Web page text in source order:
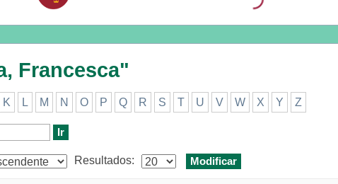
Francesca"
K L M N O P Q R S T U V W X Y Z
Resultados: